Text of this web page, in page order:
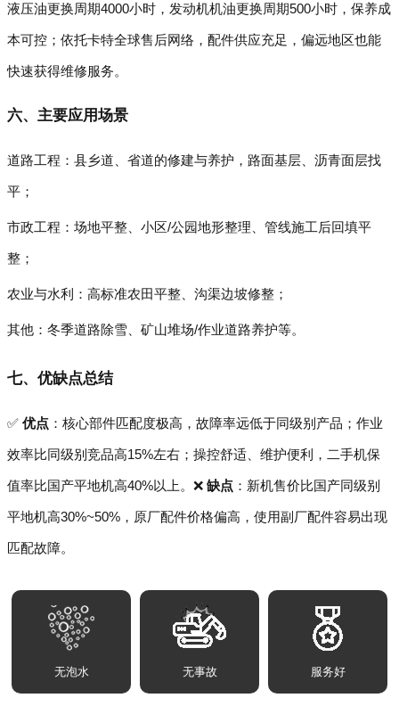
液压油更换周期4000小时，发动机机油更换周期500小时，保养成
本可控；依托卡特全球售后网络，配件供应充足，偏远地区也能
快速获得维修服务。
六、主要应用场景
道路工程：县乡道、省道的修建与养护，路面基层、沥青面层找
平；
市政工程：场地平整、小区/公园地形整理、管线施工后回填平
整；
农业与水利：高标准农田平整、沟渠边坡修整；
其他：冬季道路除雪、矿山堆场/作业道路养护等。
七、优缺点总结
✅ 优点 ：核心部件匹配度极高，故障率远低于同级别产品；作业
效率比同级别竞品高15%左右；操控舒适、维护便利，二手机保
值率比国产平地机高40%以上。❌ 缺点 ：新机售价比国产同级别
平地机高30%~50%，原厂配件价格偏高，使用副厂配件容易出现
匹配故障。
无泡水 无事故 服务好